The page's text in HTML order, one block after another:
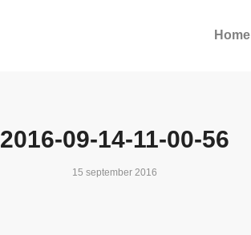
Home
2016-09-14-11-00-56
15 september 2016